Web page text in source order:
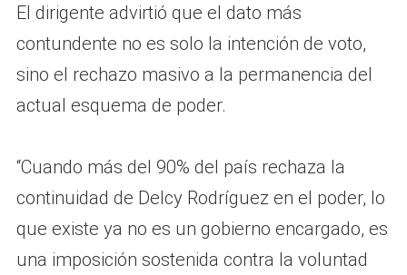
El dirigente advirtió que el dato más
contundente no es solo la intención de voto,
sino el rechazo masivo a la permanencia del
actual esquema de poder.
“Cuando más del 90% del país rechaza la
continuidad de Delcy Rodríguez en el poder, lo
que existe ya no es un gobierno encargado, es
una imposición sostenida contra la voluntad